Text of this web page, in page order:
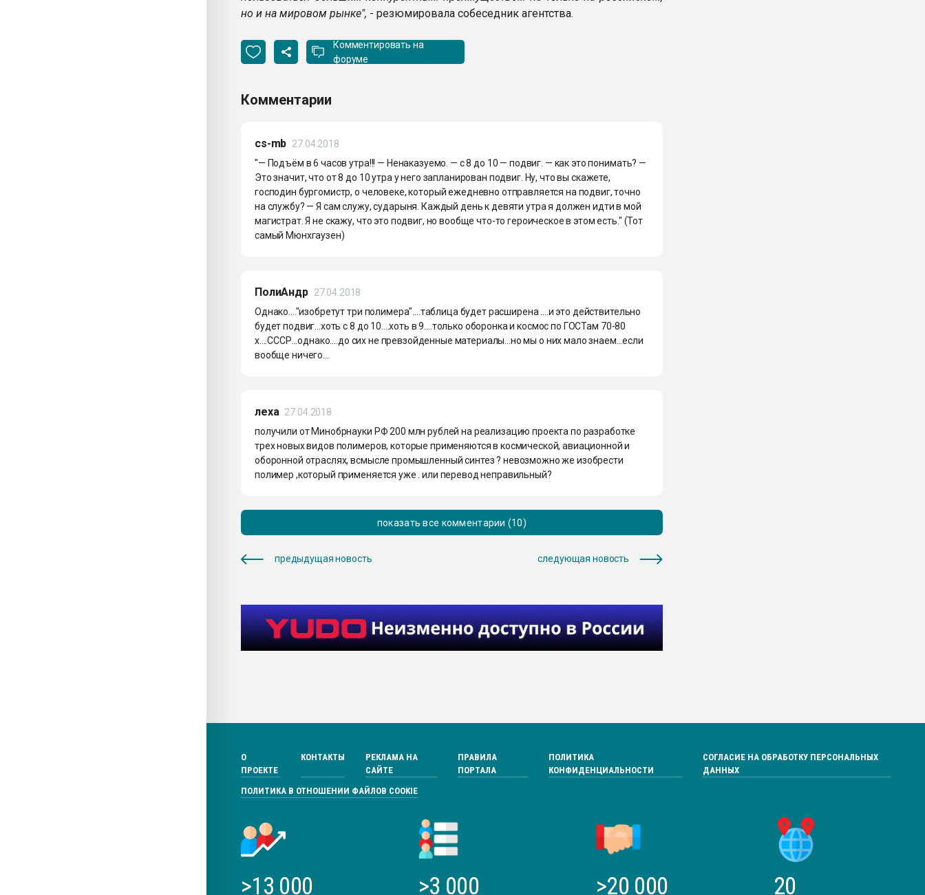
но и на мировом рынке", - резюмировала собеседник агентства.
Комментировать на
форуме
Комментарии
cs-mb 27.04.2018
"— Подъём в 6 часов утра!!! — Ненаказуемо. — с 8 до 10 — подвиг. — как это понимать? —
Это значит, что от 8 до 10 утра у него запланирован подвиг. Ну, что вы скажете,
господин бургомистр, о человеке, который ежедневно отправляется на подвиг, точно
на службу? — Я сам служу, сударыня. Каждый день к девяти утра я должен идти в мой
магистрат. Я не скажу, что это подвиг, но вообще что-то героическое в этом есть." (Тот
самый Мюнхгаузен)
ПолиАндр 27.04.2018
Однако...."изобретут три полимера"....таблица будет расширена ....и это действительно
будет подвиг...хоть с 8 до 10....хоть в 9....только оборонка и космос по ГОСТам 70-80
х....СССР...однако....до сих не превзойденные материалы...но мы о них мало знаем...если
вообще ничего...
леха 27.04.2018
получили от Минобрнауки РФ 200 млн рублей на реализацию проекта по разработке
трех новых видов полимеров, которые применяются в космической, авиационной и
оборонной отраслях, всмысле промышленный синтез ? невозможно же изобрести
полимер ,который применяется уже . или перевод неправильный?
показать все комментарии (10)
предыдущая новость следующая новость
О
ПРОЕКТЕ
КОНТАКТЫ
РЕКЛАМА НА
САЙТЕ
ПРАВИЛА
ПОРТАЛА
ПОЛИТИКА
КОНФИДЕНЦИАЛЬНОСТИ
СОГЛАСИЕ НА ОБРАБОТКУ ПЕРСОНАЛЬНЫХ
ДАННЫХ
ПОЛИТИКА В ОТНОШЕНИИ ФАЙЛОВ COOKIE
>13 000 >3 000 >20 000 20